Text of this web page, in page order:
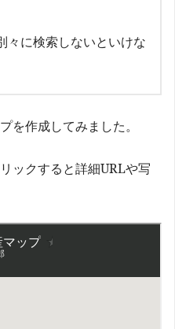
々に検索しないといけな
を作成してみました。
ックすると詳細URLや写